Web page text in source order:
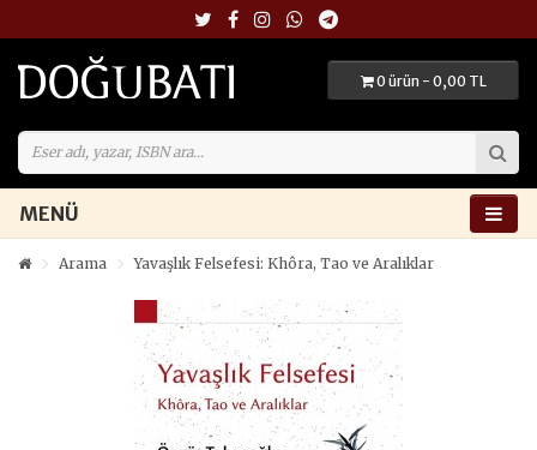
0 ürün - 0,00 TL
MENÜ
Arama Yavaşlık Felsefesi: Khôra, Tao ve Aralıklar